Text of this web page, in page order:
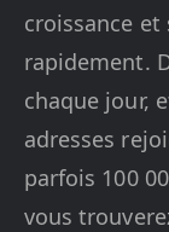
croissance
rapidement.
chaque jour,
adresses
parfois 100
vous